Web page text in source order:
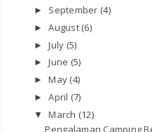
► September (4)
►August (6)
►July (5)
►June (5)
►May (4)
►April (7)
▼March (12)
Pengalaman Camping